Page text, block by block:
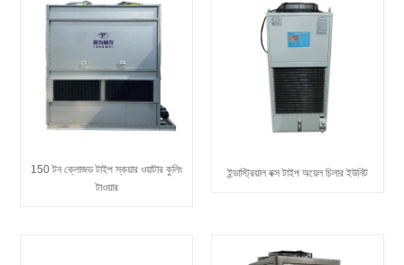
150 টন ক্লোজড টাইপ স্কয়ার ওয়াটার কুলিং
টাওয়ার
ইন্ডাস্ট্রিয়াল বক্স টাইপ অয়েল চিলার ইউনিট